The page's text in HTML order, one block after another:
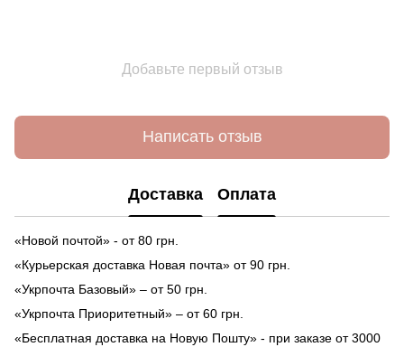
Добавьте первый отзыв
Написать отзыв
Доставка Оплата
«Новой почтой» - от 80 грн.
«Курьерская доставка Новая почта» от 90 грн.
«Укрпочта Базовый» – от 50 грн.
«Укрпочта Приоритетный» – от 60 грн.
«Бесплатная доставка на Новую Пошту» - при заказе от 3000